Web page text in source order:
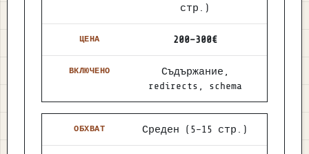
стр.)
200–300€
Съдържание,
redirects, schema
Среден (5–15 стр.)